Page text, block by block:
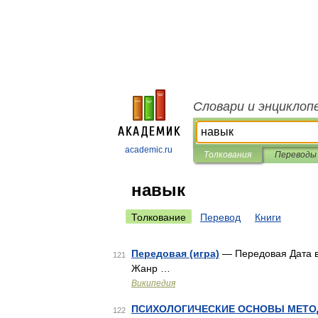
academic.ru
Словари и
Толкования Переводы
навык
Толкование Перевод Книги
121 Передовая (игра) — Передовая Дата
Жанр …
Википедия
122 ПСИХОЛОГИЧЕСКИЕ ОСНОВЫ